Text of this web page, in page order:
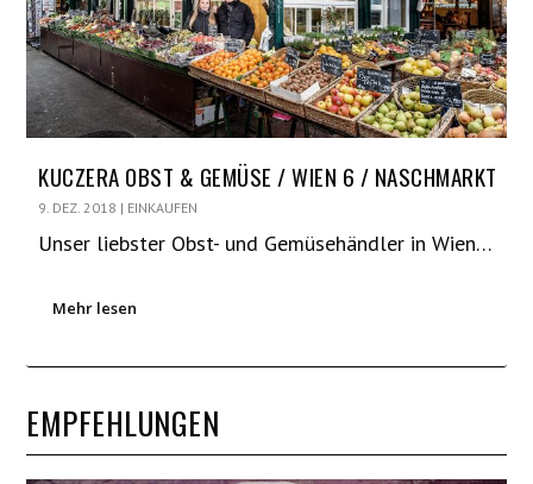
KUCZERA OBST & GEMÜSE / WIEN 6 / NASCHMARKT
9. DEZ. 2018 | EINKAUFEN
Unser liebster Obst- und Gemüsehändler in Wien…
Mehr lesen
EMPFEHLUNGEN